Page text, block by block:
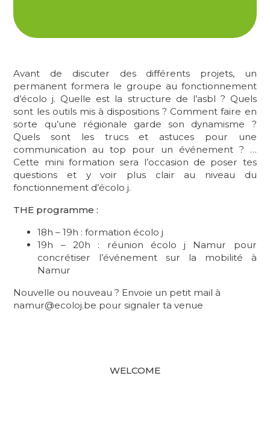
Avant de discuter des différents projets, un
permanent formera le groupe au fonctionnement
d’écolo j. Quelle est la structure de l’asbl ? Quels
sont les outils mis à dispositions ? Comment faire en
sorte qu’une régionale garde son dynamisme ?
Quels sont les trucs et astuces pour une
communication au top pour un événement ? …
Cette mini formation sera l’occasion de poser tes
questions et y voir plus clair au niveau du
fonctionnement d’écolo j.
THE programme :
18h – 19h : formation écolo j
19h – 20h : réunion écolo j Namur pour
concrétiser l’événement sur la mobilité à
Namur
Nouvelle ou nouveau ? Envoie un petit mail à
namur@ecoloj.be pour signaler ta venue
WELCOME